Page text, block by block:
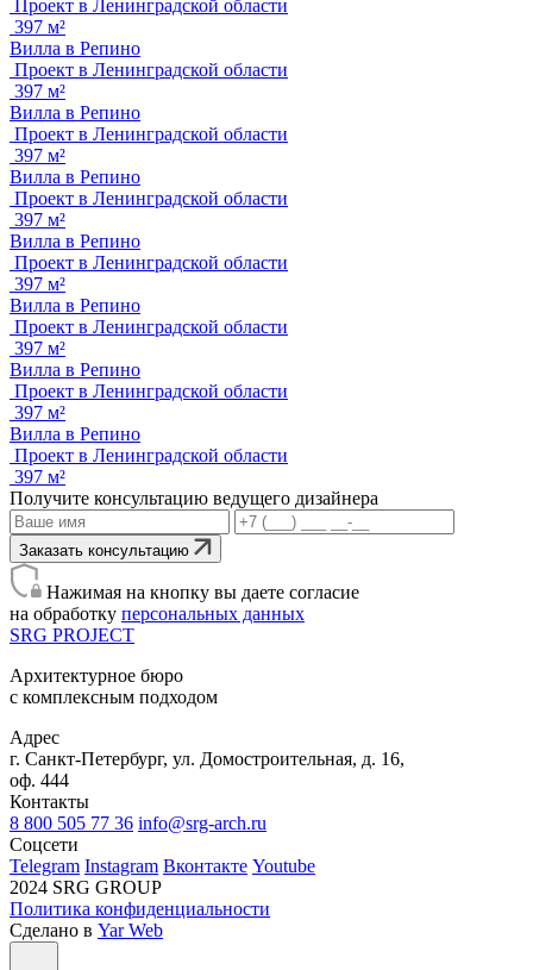
Проект в Ленинградской области
397 м²
Вилла в Репино
Проект в Ленинградской области
397 м²
Вилла в Репино
Проект в Ленинградской области
397 м²
Вилла в Репино
Проект в Ленинградской области
397 м²
Вилла в Репино
Проект в Ленинградской области
397 м²
Вилла в Репино
Проект в Ленинградской области
397 м²
Вилла в Репино
Проект в Ленинградской области
397 м²
Вилла в Репино
Проект в Ленинградской области
397 м²
Получите консультацию ведущего дизайнера
Заказать консультацию
Нажимая на кнопку вы даете согласие
на обработку персональных данных
SRG PROJECT
Архитектурное бюро
с комплексным подходом
Адрес
г. Санкт-Петербург, ул. Домостроительная, д. 16,
оф. 444
Контакты
8 800 505 77 36 info@srg-arch.ru
Соцсети
Telegram Instagram Вконтакте Youtube
2024 SRG GROUP
Политика конфиденциальности
Сделано в Yar Web